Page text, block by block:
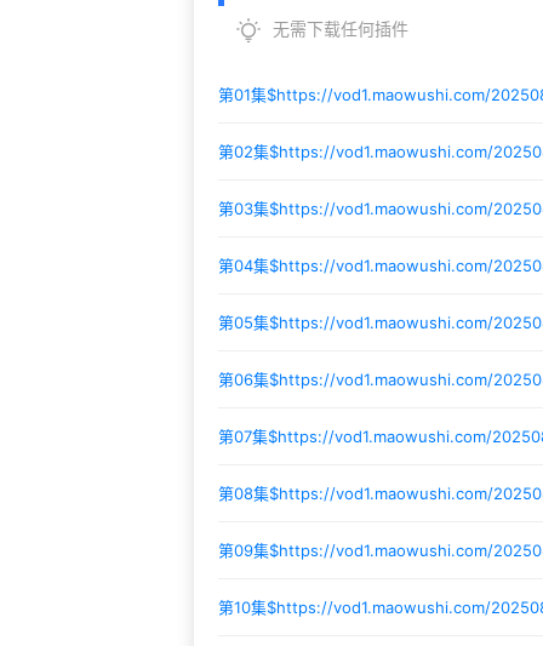
无需下载任何插件
第01集$https://vod1.maowushi.com/
第02集$https://vod1.maowushi.com/
第03集$https://vod1.maowushi.com/
第04集$https://vod1.maowushi.com/
第05集$https://vod1.maowushi.com/
第06集$https://vod1.maowushi.com/
第07集$https://vod1.maowushi.com/
第08集$https://vod1.maowushi.com/
第09集$https://vod1.maowushi.com/
第10集$https://vod1.maowushi.com/